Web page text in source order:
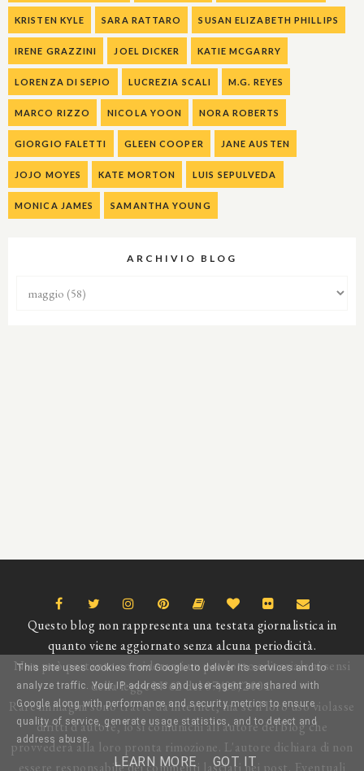
KRISTEN KYLE SARA RATTARO SUSAN ELIZABETH PHILLIPS
IRENE GRAZZINI JOEL DICKER KATIE MCGARRY
LORENZA DI SEPIO LUCREZIA SCALI M.G. REYES
MARCO RIZZO NICOLA YOON NORA ROBERTS
GIORGIO FALETTI GLEEN COOPER JANE AUSTEN
JOJO MOYES KATE MORTON LUIS SEPULVEDA
MONICA JAMES SAMANTHA YOUNG
ARCHIVIO BLOG
Questo blog non rappresenta una testata giornalistica in
quanto viene aggiornato senza alcuna periodicità.
Non può pertanto considerarsi un prodotto editoriale ai sensi
della legge N°62 del 07/03/2001.
Rare immagini sono tratte da internet, ma se il loro uso violasse
diritti d'autore, lo si comunichi all'autore del blog che
provvederà alla loro pronta rimozione. L'autore dichiara di non
essere responsabile dei commenti lasciati nei post. Eventuali
This site uses cookies from Google to deliver its services and to
analyze traffic. Your IP address and user-agent are shared with
Google along with performance and security metrics to ensure
quality of service, generate usage statistics, and to detect and
address abuse.
LEARN MORE GOT IT